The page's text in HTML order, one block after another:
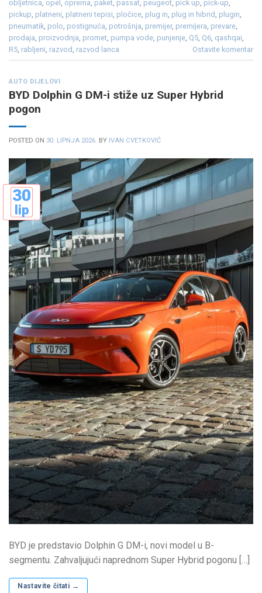
obljetnica opel oprema paket passat peugeot pick up pick-up
pickup platneni platneni tepisi pločice plug in plug in hibrid plugin
pneumatik polo postignuća potrošnja premijer, premijera prevare
prodaja proizvodnja promet pumpa vode punjenje Q5 Q6 qashqai
R5 rabljeni razvod razvod lanca Ostavite komentar
AUTO DIJELOVI
BYD Dolphin G DM-i stiže uz Super Hybrid
pogon
POSTED ON 30. LIPNJA 2026. BY IVAN CVETKOVIĆ
30
lip
BYD je predstavio Dolphin G DM-i, novi model u B-
segmentu. Zahvaljujući naprednom Super Hybrid pogonu […]
Nastavite čitati →